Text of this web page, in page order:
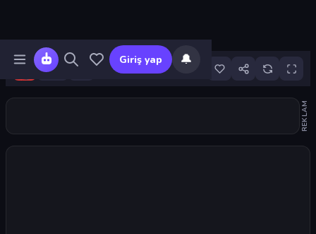
Giriş yap 🔔
6
REKLAM